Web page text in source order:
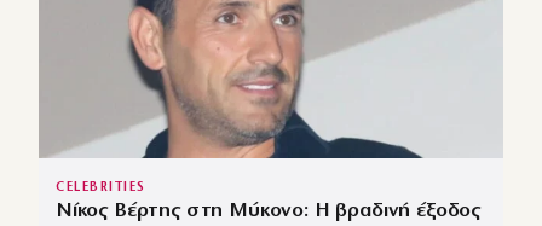
CELEBRITIES
Νίκος Βέρτης στη Μύκονο: Η βραδινή έξοδος